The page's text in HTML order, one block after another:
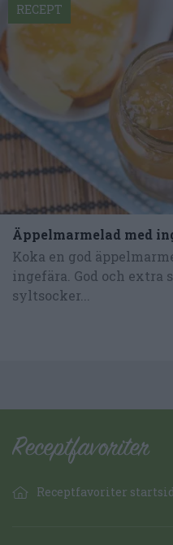
Äppelmarmelad med
Koka en god
ingefära. God och extra
syltsocker...
RECEPT
Receptfavoriter